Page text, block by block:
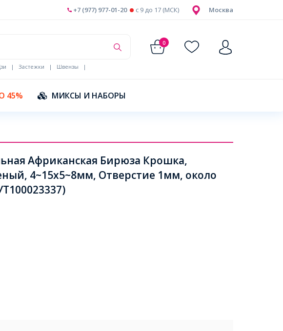
Москва
+7 (977) 977-01-20 c 9 до 17 (МСК)
0
| Застежки | Швензы
|
45% МИКСЫ И НАБОРЫ
Африканская Бирюза Крошка,
4~15x5~8мм, Отверстие 1мм, около